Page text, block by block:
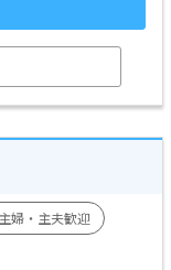
主婦・主夫歓迎